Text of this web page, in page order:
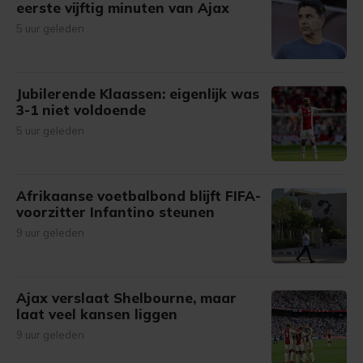
eerste vijftig minuten van Ajax
5 uur geleden
Jubilerende Klaassen: eigenlijk was
3-1 niet voldoende
5 uur geleden
Afrikaanse voetbalbond blijft FIFA-
voorzitter Infantino steunen
9 uur geleden
Ajax verslaat Shelbourne, maar
laat veel kansen liggen
9 uur geleden